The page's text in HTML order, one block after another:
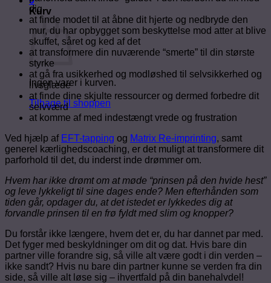
Kurv
Ingen varer i kurven.
Tilbage til shoppen
dig
at finde modet til at åbne dit hjerte og nedbryde den
mur, du har opbygget som beskyttelse mod atter at blive
skuffet, såret og ked af det
at transformere din nuværende “smerte” til din største
styrke
at gå fra usikkerhed og modløshed til selvsikkerhed og
livsglæde
at finde dine skjulte ressourcer og dermed forbedre dit
selvværd
at komme af med indestængt vrede og frustration
Ved hjælp af EFT-tapping og Matrix Re-imprinting, samt
generel kærlighedscoaching, er det muligt at transformere dit
parforhold til det, du inderst inde drømmer om.
Hvem har ikke drømt om at møde “prinsen på den hvide hest”
og leve lykkeligt til sine dages ende? Men efterhånden som
tiden går, opdager du, at det istedet er lykkedes dig at
forvandle prinsen til en frø fyldt med slim og knopper?
Du forstår ikke længere, hvem det er, du har dannet par med.
Det fyger med beskyldninger om dit og dat. Hvis bare din
partner ville forandre sig, så ville alt være godt i din verden –
ikke sandt? Hvis nu bare din partner kunne se verden fra din
side, så ville alt løse sig – ihvertfald på din banehalvdel!